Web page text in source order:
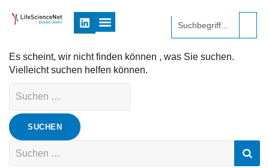
Es scheint, wir nicht finden können , was Sie suchen.
Vielleicht suchen helfen können.